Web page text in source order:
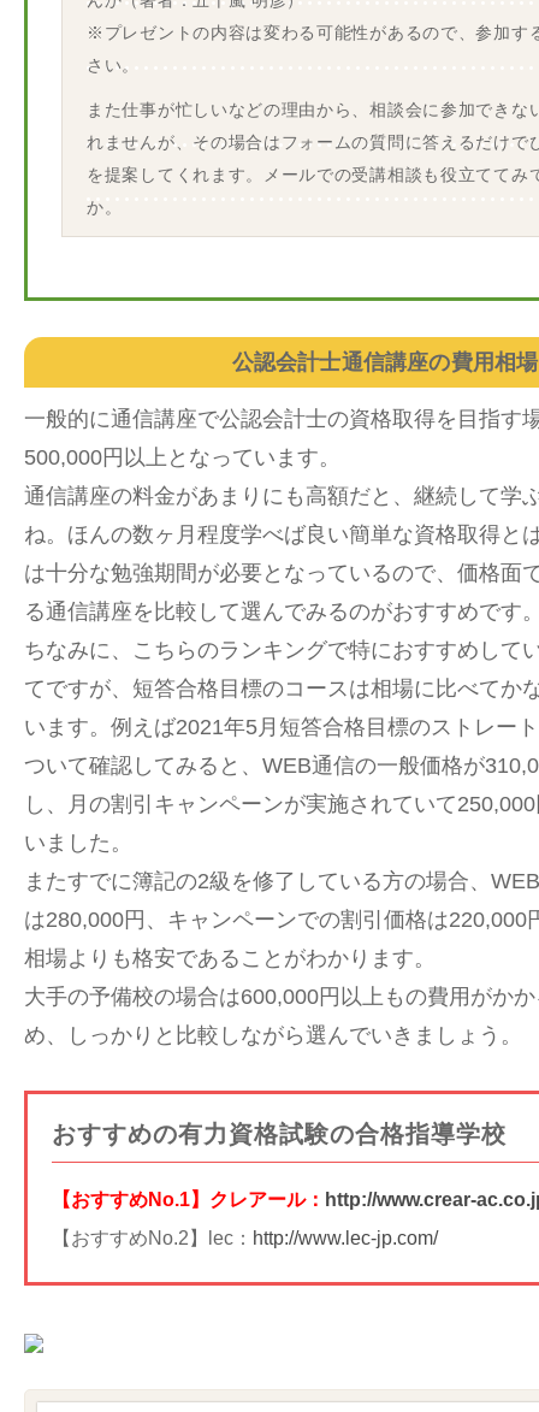
※プレゼントの内容は変わる可能性があるので、参加す
さい。
また仕事が忙しいなどの理由から、相談会に参加できな
れませんが、その場合はフォームの質問に答えるだけで
を提案してくれます。メールでの受講相談も役立ててみ
か。
公認会計士通信講座の費用相場
一般的に通信講座で公認会計士の資格取得を目指す
500,000円以上となっています。
通信講座の料金があまりにも高額だと、継続して学
ね。ほんの数ヶ月程度学べば良い簡単な資格取得と
は十分な勉強期間が必要となっているので、価格面
る通信講座を比較して選んでみるのがおすすめです
ちなみに、こちらのランキングで特におすすめして
てですが、短答合格目標のコースは相場に比べてか
います。例えば2021年5月短答合格目標のストレー
ついて確認してみると、WEB通信の一般価格が
し、月の割引キャンペーンが実施されていて
いました。
またすでに簿記の2級を修了している方の場合、
は280,000円、キャンペーンでの割引価格は220,000
相場よりも格安であることがわかります。
大手の予備校の場合は600,000円以上もの費用がか
め、しっかりと比較しながら選んでいきましょう。
おすすめの有力資格試験の合格指導学校
【おすすめNo.1】クレアール： http://www.crear-
【おすすめNo.2】lec： http://www.lec-jp.com/